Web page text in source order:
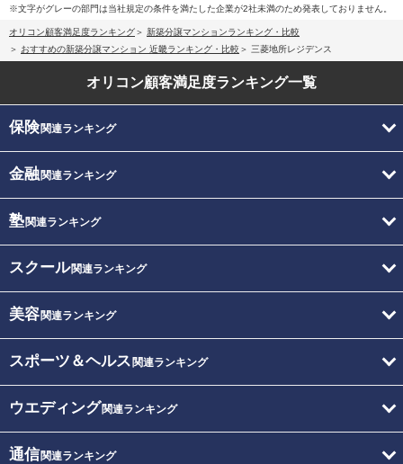
※文字がグレーの部門は当社規定の条件を満たした企業が2社未満のため発表しておりません。
オリコン顧客満足度ランキング
新築分譲マンションランキング・比較
おすすめの新築分譲マンション 近畿ランキング・比較
三菱地所レジデンス
オリコン顧客満足度ランキング一覧
保険関連ランキング
金融関連ランキング
塾関連ランキング
スクール関連ランキング
美容関連ランキング
スポーツ＆ヘルス 関連ランキング
ウエディング関連ランキング
通信関連ランキング